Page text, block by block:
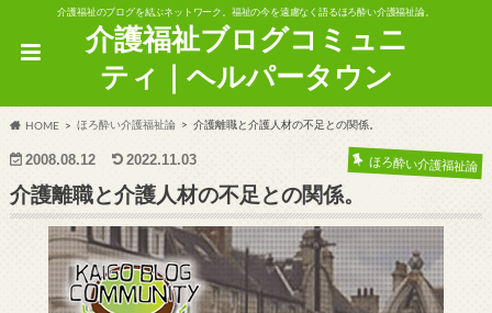
介護福祉のブログを結ぶネットワーク。福祉の今を遠慮なく語るほろ酔い介護福祉論。
介護福祉ブログコミュニ
ティ｜ヘルパータウン
HOME ほろ酔い介護福祉論 介護離職と介護人材の不足との関係。
2008.08.12 2022.11.03 ほろ酔い介護福祉論
介護離職と介護人材の不足との関係。